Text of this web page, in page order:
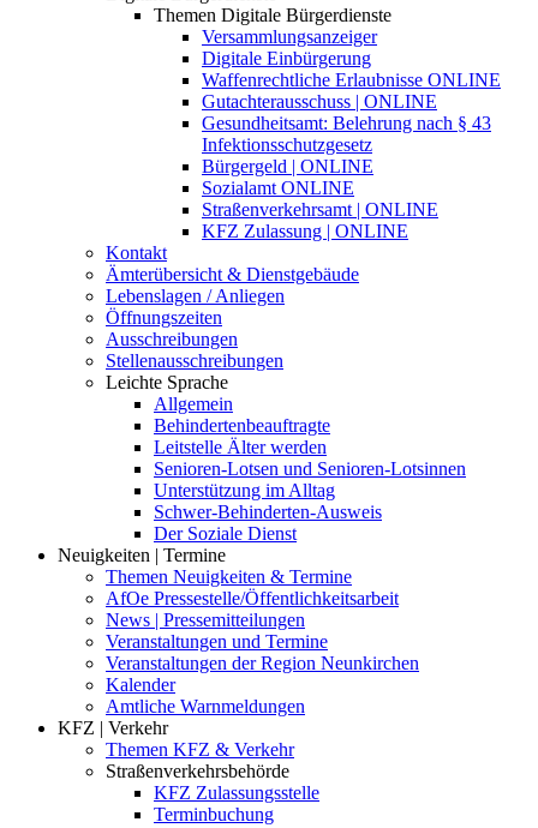
Themen Digitale Bürgerdienste
Versammlungsanzeiger
Digitale Einbürgerung
Waffenrechtliche Erlaubnisse ONLINE
Gutachterausschuss | ONLINE
Gesundheitsamt: Belehrung nach § 43
Infektionsschutzgesetz
Bürgergeld | ONLINE
Sozialamt ONLINE
Straßenverkehrsamt | ONLINE
KFZ Zulassung | ONLINE
Kontakt
Ämterübersicht & Dienstgebäude
Lebenslagen / Anliegen
Öffnungszeiten
Ausschreibungen
Stellenausschreibungen
Leichte Sprache
Allgemein
Behindertenbeauftragte
Leitstelle Älter werden
Senioren-Lotsen und Senioren-Lotsinnen
Unterstützung im Alltag
Schwer-Behinderten-Ausweis
Der Soziale Dienst
Neuigkeiten | Termine
Themen Neuigkeiten & Termine
AfOe Pressestelle/Öffentlichkeitsarbeit
News | Pressemitteilungen
Veranstaltungen und Termine
Veranstaltungen der Region Neunkirchen
Kalender
Amtliche Warnmeldungen
KFZ | Verkehr
Themen KFZ & Verkehr
Straßenverkehrsbehörde
KFZ Zulassungsstelle
Terminbuchung